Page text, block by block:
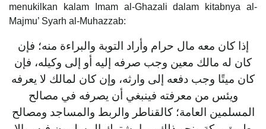
menukilkan kalam Imam al-Ghazali dalam kitabnya al-
Majmu’ Syarh al-Muhazzab:
إذا كان معه مال حرام وأراد التوبة والبراءة منه؛ فإن
كان له مالك معين وجب صرفه إليه أو إلى وكيله، فإن
كان ميتًا وجب دفعه إلى وارثه، وإن كان لمالك لا يعرفه
ويئس من معرفته فينبغي أن يصرفه في مصالح
المسلمين العامة؛ كالقناطر والربط والمساجد ومصالح